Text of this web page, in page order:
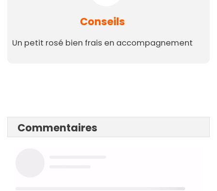
Conseils
Un petit rosé bien frais en accompagnement
Commentaires